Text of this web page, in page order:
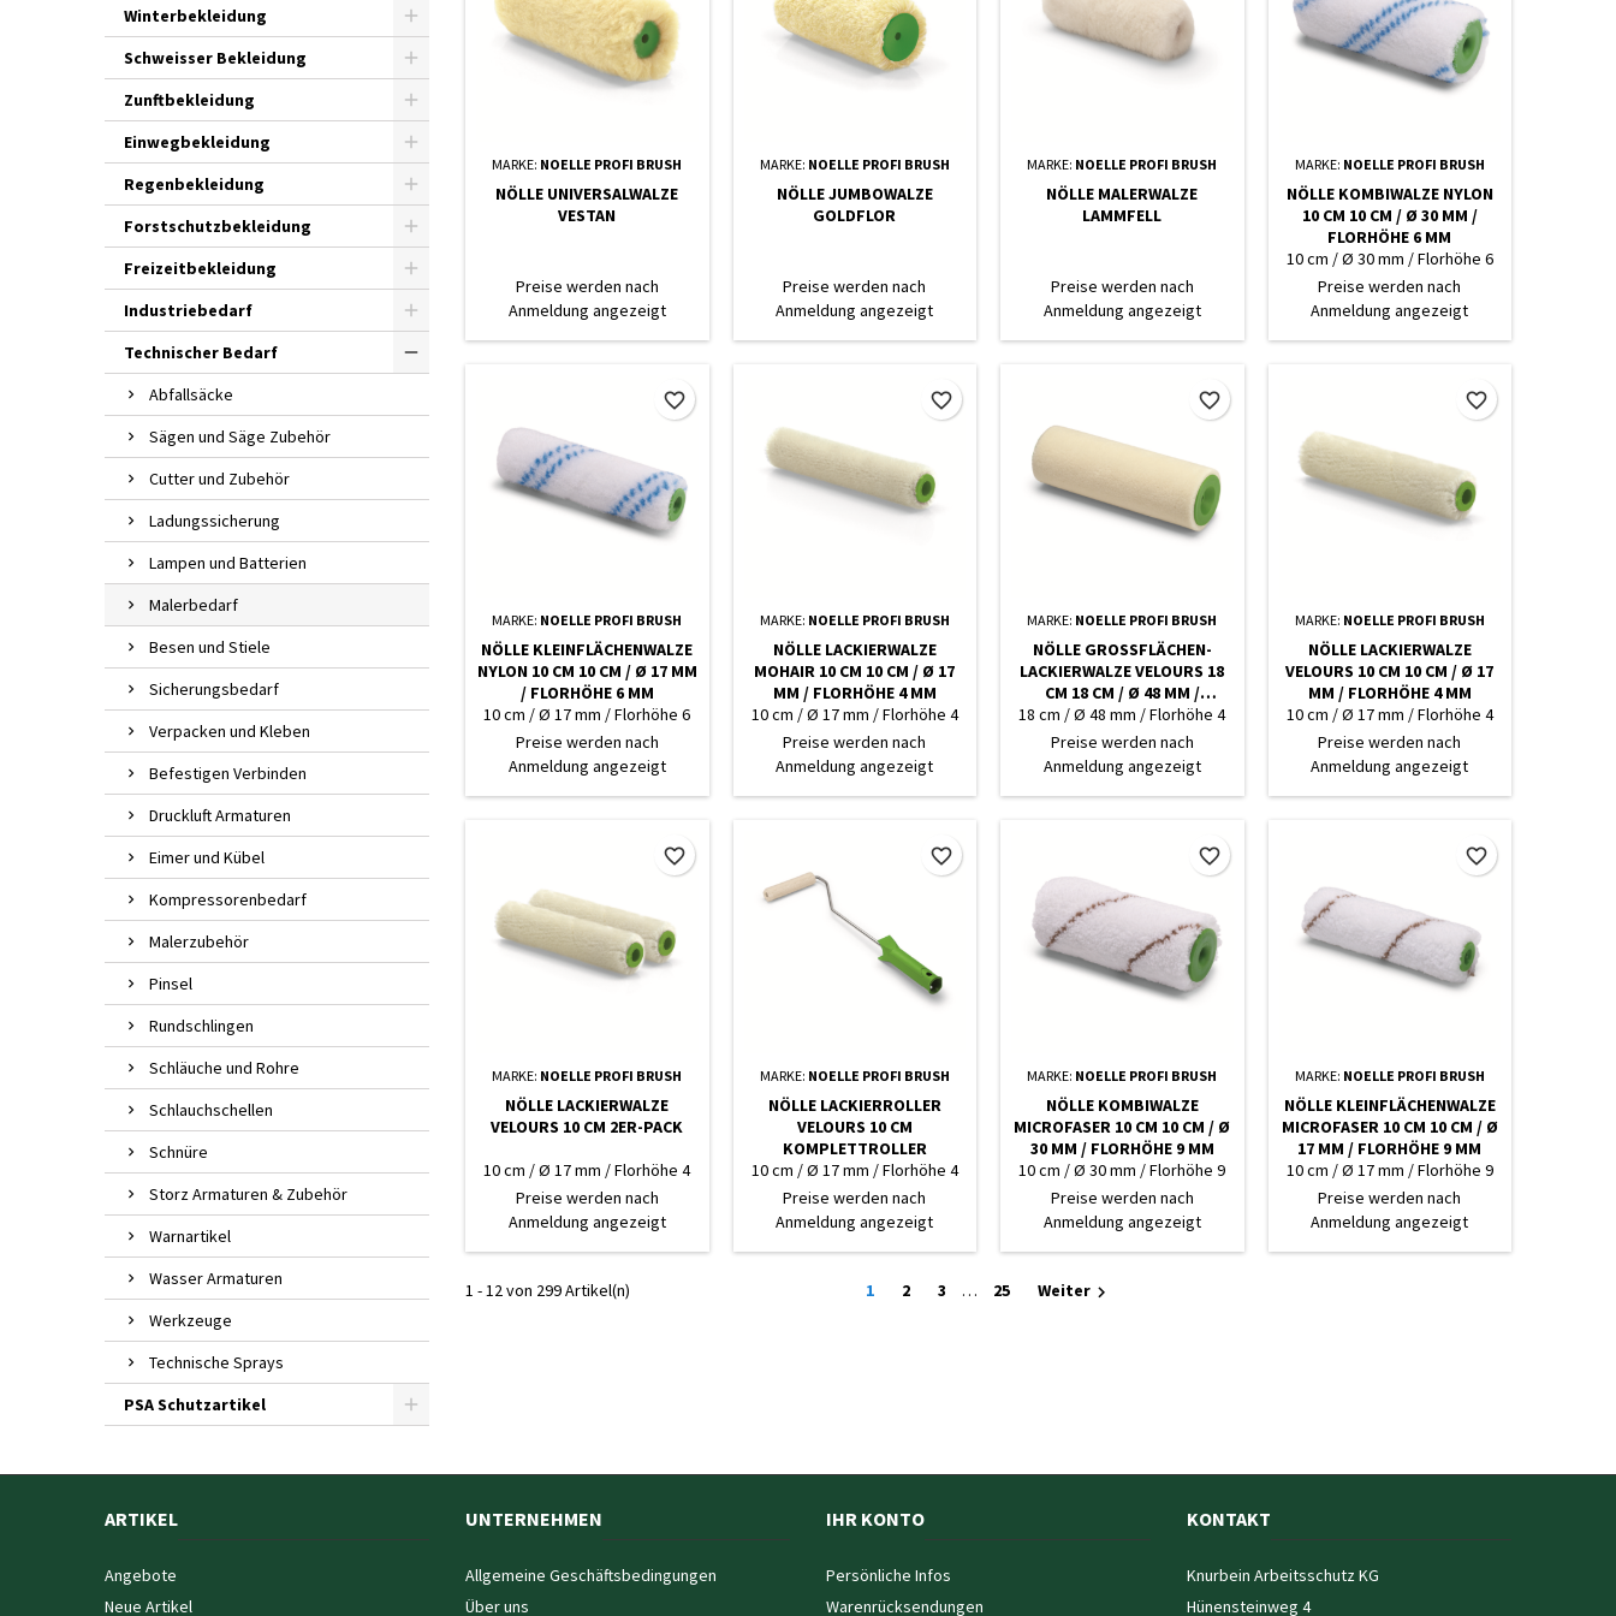
Winterbekleidung
Schweisser Bekleidung
Zunftbekleidung
Einwegbekleidung
Regenbekleidung
Forstschutzbekleidung
Freizeitbekleidung
Industriebedarf
Technischer Bedarf
Abfallsäcke
Sägen und Säge Zubehör
Cutter und Zubehör
Ladungssicherung
Lampen und Batterien
Malerbedarf
Besen und Stiele
Sicherungsbedarf
Verpacken und Kleben
Befestigen Verbinden
Druckluft Armaturen
Eimer und Kübel
Kompressorenbedarf
Malerzubehör
Pinsel
Rundschlingen
Schläuche und Rohre
Schlauchschellen
Schnüre
Storz Armaturen & Zubehör
Warnartikel
Wasser Armaturen
Werkzeuge
Technische Sprays
PSA Schutzartikel
MARKE: NOELLE PROFI BRUSH
NÖLLE UNIVERSALWALZE
VESTAN
Preise werden nach
Anmeldung angezeigt
MARKE: NOELLE PROFI BRUSH
NÖLLE JUMBOWALZE
GOLDFLOR
Preise werden nach
Anmeldung angezeigt
MARKE: NOELLE PROFI BRUSH
NÖLLE MALERWALZE
LAMMFELL
Preise werden nach
Anmeldung angezeigt
MARKE: NOELLE PROFI BRUSH
NÖLLE KOMBIWALZE NYLON
10 CM 10 CM / Ø 30 MM /
FLORHÖHE 6 MM
10 cm / Ø 30 mm / Florhöhe 6
mm
Preise werden nach
Anmeldung angezeigt
MARKE: NOELLE PROFI BRUSH
NÖLLE KLEINFLÄCHENWALZE
NYLON 10 CM 10 CM / Ø 17 MM
/ FLORHÖHE 6 MM
10 cm / Ø 17 mm / Florhöhe 6
mm
Preise werden nach
Anmeldung angezeigt
favorite_border
MARKE: NOELLE PROFI BRUSH
NÖLLE LACKIERWALZE
MOHAIR 10 CM 10 CM / Ø 17
MM / FLORHÖHE 4 MM
10 cm / Ø 17 mm / Florhöhe 4
mm
Preise werden nach
Anmeldung angezeigt
favorite_border
MARKE: NOELLE PROFI BRUSH
NÖLLE GROSSFLÄCHEN-L
ACKIERWALZE VELOURS 18 C
M 18 CM / Ø 48 MM / F
LORHÖHE 4 MM
18 cm / Ø 48 mm / Florhöhe 4
mm
Preise werden nach
Anmeldung angezeigt
favorite_border
MARKE: NOELLE PROFI BRUSH
NÖLLE LACKIERWALZE
VELOURS 10 CM 10 CM / Ø 17
MM / FLORHÖHE 4 MM
10 cm / Ø 17 mm / Florhöhe 4
mm
Preise werden nach
Anmeldung angezeigt
favorite_border
MARKE: NOELLE PROFI BRUSH
NÖLLE LACKIERWALZE
VELOURS 10 CM 2ER-PACK
10 cm / Ø 17 mm / Florhöhe 4
mm
Preise werden nach
Anmeldung angezeigt
favorite_border
MARKE: NOELLE PROFI BRUSH
NÖLLE LACKIERROLLER
VELOURS 10 CM
KOMPLETTROLLER
10 cm / Ø 17 mm / Florhöhe 4
mm
Preise werden nach
Anmeldung angezeigt
favorite_border
MARKE: NOELLE PROFI BRUSH
NÖLLE KOMBIWALZE
MICROFASER 10 CM 10 CM / Ø
30 MM / FLORHÖHE 9 MM
10 cm / Ø 30 mm / Florhöhe 9
mm
Preise werden nach
Anmeldung angezeigt
favorite_border
MARKE: NOELLE PROFI BRUSH
NÖLLE KLEINFLÄCHENWALZE
MICROFASER 10 CM 10 CM / Ø
17 MM / FLORHÖHE 9 MM
10 cm / Ø 17 mm / Florhöhe 9
mm
Preise werden nach
Anmeldung angezeigt
favorite_border
1 - 12 von 299 Artikel(n) 1 2 3 … 25 Weiter
ARTIKEL
Angebote
Neue Artikel
UNTERNEHMEN
Allgemeine Geschäftsbedingungen
Über uns
IHR KONTO
Persönliche Infos
Warenrücksendungen
KONTAKT
Knurbein Arbeitsschutz KG
Hünensteinweg 4